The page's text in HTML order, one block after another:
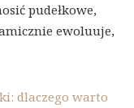
pudełkowe,
ewoluuje,
dlaczego warto